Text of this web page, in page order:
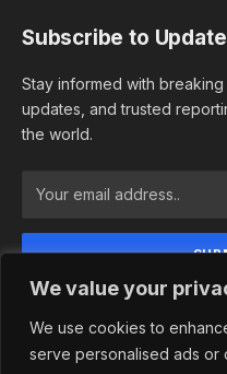
We value your
We use cookies to
serve personalised ads or
Subscribe to
Stay informed with
updates, and trusted
the world.
By signing up, you
Privacy Policy agreement.